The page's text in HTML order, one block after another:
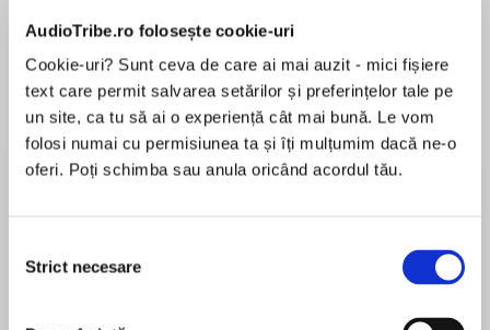
AudioTribe.ro folosește cookie-uri
Cookie-uri? Sunt ceva de care ai mai auzit - mici fișiere
text care permit salvarea setărilor și preferințelor tale pe
un site, ca tu să ai o experiență cât mai bună. Le vom
folosi numai cu permisiunea ta și îți mulțumim dacă ne-o
oferi. Poți schimba sau anula oricând acordul tău.
consimțământului
Strict necesare
Desprecarte
The Sunday Times bestseller returns with his
next unforgettable crime thriller. Fans of MJ
Arlidge and Stuart MacBride won’t be able to
John Sagan is a forgettable man. You could
pass him in the street and not realise he’s there.
MAI MULT
pentru această carte